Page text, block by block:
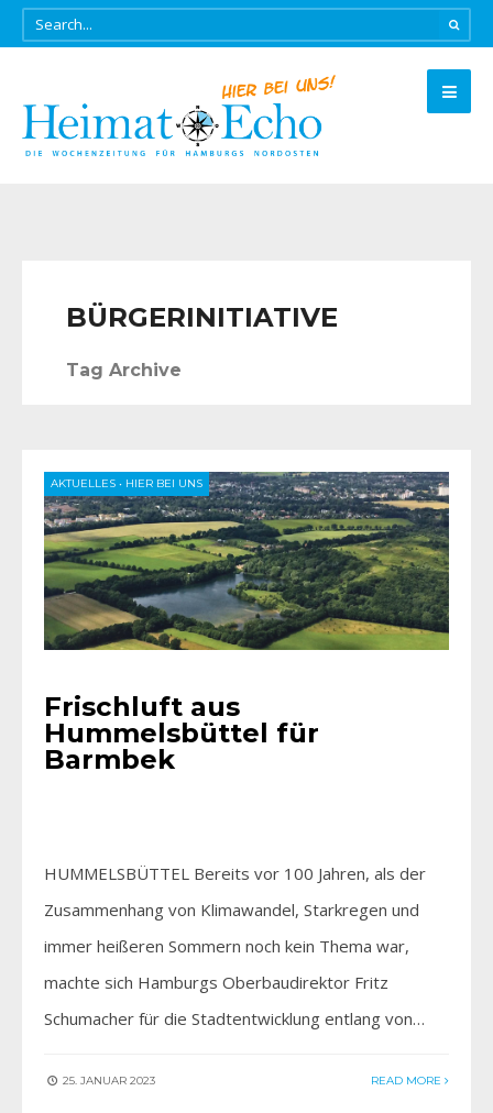
BÜRGERINITIATIVE
Tag Archive
AKTUELLES • HIER BEI UNS
Frischluft aus
Hummelsbüttel für
Barmbek
HUMMELSBÜTTEL Bereits vor 100 Jahren, als der
Zusammenhang von Klimawandel, Starkregen und
immer heißeren Sommern noch kein Thema war,
machte sich Hamburgs Oberbaudirektor Fritz
Schumacher für die Stadtentwicklung entlang von…
25. JANUAR 2023 READ MORE